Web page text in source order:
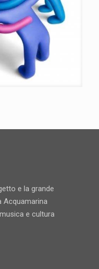
e la grande
Acquamarina
e cultura